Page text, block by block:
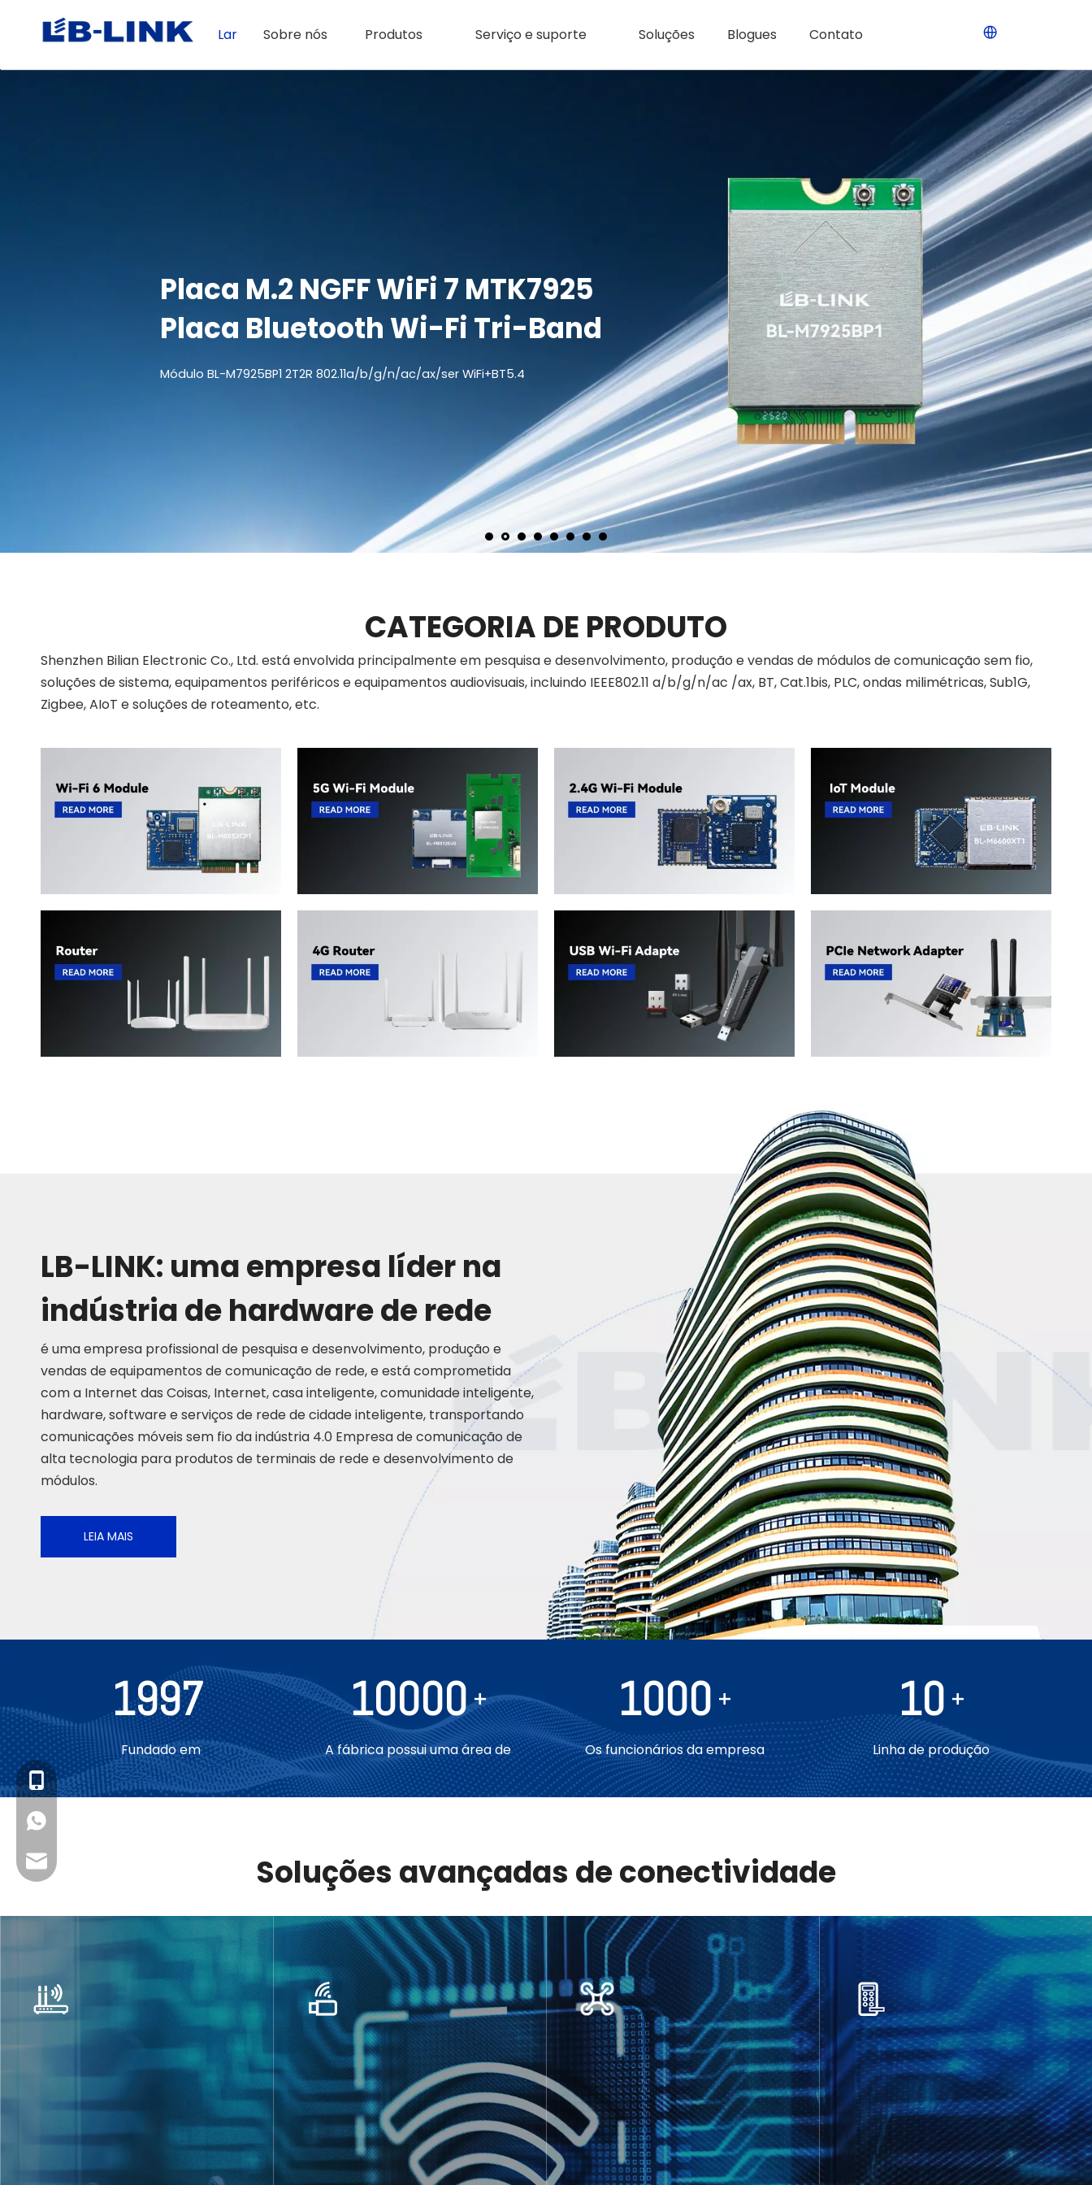
Lar Sobre nós Produtos Serviço e suporte Soluções Blogues Contato
Wi-Fi 6E+BT5.3
Módulo WiFi Tri-Band M.2
CATEGORIA DE PRODUTO
Shenzhen Bilian Electronic Co., Ltd. está envolvida principalmente em pesquisa e desenvolvimento, produção e vendas de módulos de comunicação sem fio,
soluções de sistema, equipamentos periféricos e equipamentos audiovisuais, incluindo IEEE802.11 a/b/g/n/ac /ax, BT, Cat.1bis, PLC, ondas milimétricas, Sub1G,
Zigbee, AIoT e soluções de roteamento, etc.
LB-LINK: uma empresa líder na
indústria de hardware de rede
é uma empresa profissional de pesquisa e desenvolvimento, produção e
vendas de equipamentos de comunicação de rede, e está comprometida
com a Internet das Coisas, Internet, casa inteligente, comunidade inteligente,
hardware, software e serviços de rede de cidade inteligente, transportando
comunicações móveis sem fio da indústria 4.0 Empresa de comunicação de
alta tecnologia para produtos de terminais de rede e desenvolvimento de
módulos.
LEIA MAIS
1997
Fundado em
10000 +
A fábrica possui uma área de
1000 +
Os funcionários da empresa
10 +
Linha de produção
Soluções avançadas de conectividade​​​​​​​
+86- 13923714138
E-mail comercial: sales@lb-link.com
E-mail de reclamação: queixa@lb-link.com